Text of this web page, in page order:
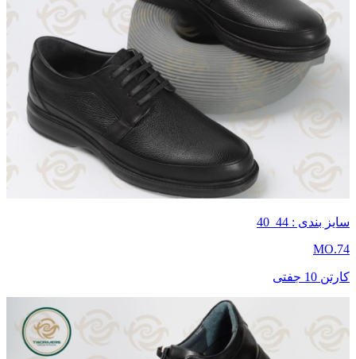
سایز بندی : 44_40
MO.74
کارتن 10 جفتی